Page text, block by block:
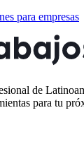
para empresas
de
para tu